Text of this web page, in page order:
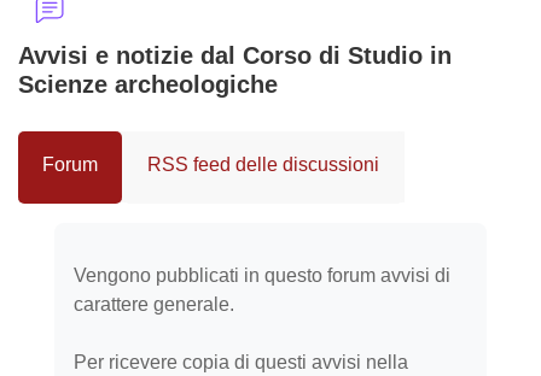
Avvisi e notizie dal Corso di Studio in
Scienze archeologiche
Forum RSS feed delle discussioni
Vengono pubblicati in questo forum avvisi di
carattere generale.
Per ricevere copia di questi avvisi nella